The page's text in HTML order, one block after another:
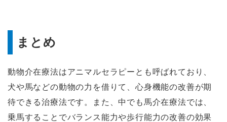
まとめ
動物介在療法はアニマルセラピーとも呼ばれており、
犬や馬などの動物の力を借りて、心身機能の改善が期
待できる治療法です。また、中でも馬介在療法では、
乗馬することでバランス能力や歩行能力の改善の効果